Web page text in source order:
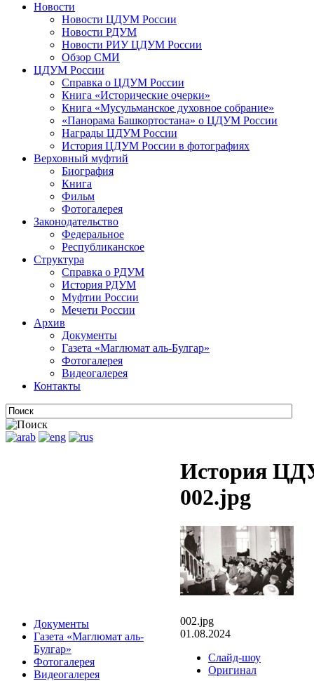
Новости
Новости ЦДУМ России
Новости РДУМ
Новости РИУ ЦДУМ России
Обзор СМИ
ЦДУМ России
Справка о ЦДУМ России
Книга «Исторические очерки»
Книга «Мусульманское духовное собрание»
«Панорама Башкортостана» о ЦДУМ России
Награды ЦДУМ России
История ЦДУМ России в фотографиях
Верховный муфтий
Биография
Книга
Фильм
Фотогалерея
Законодательство
Федеральное
Республиканское
Структура
Справка о РДУМ
История РДУМ
Муфтии России
Мечети России
Архив
Документы
Газета «Маглюмат аль-Булгар»
Фотогалерея
Видеогалерея
Контакты
Документы
Газета «Маглюмат аль-
Булгар»
Фотогалерея
Видеогалерея
История
002.jpg
002.jpg
01.08.2024
Слайд-шоу
Оригинал